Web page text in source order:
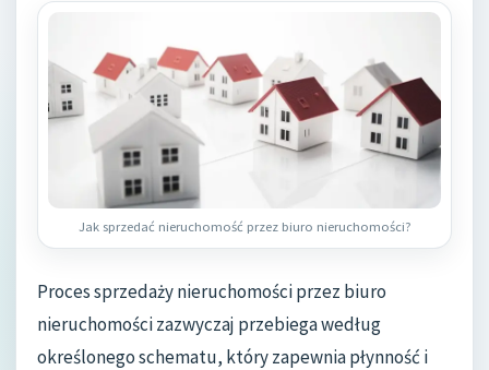
Jak sprzedać nieruchomość przez biuro nieruchomości?
Proces sprzedaży nieruchomości przez biuro
nieruchomości zazwyczaj przebiega według
określonego schematu, który zapewnia płynność i